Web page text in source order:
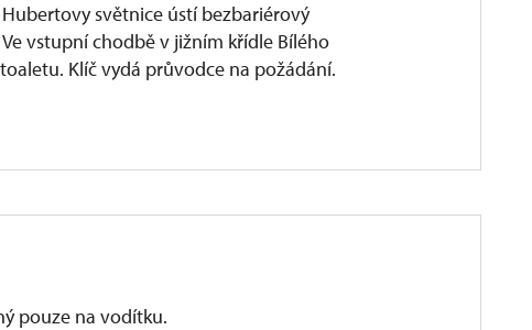
světnice ústí bezbariérový
vstupní chodbě v jižním křídle Bílého
Klíč vydá průvodce na požádání.
pouze na vodítku.